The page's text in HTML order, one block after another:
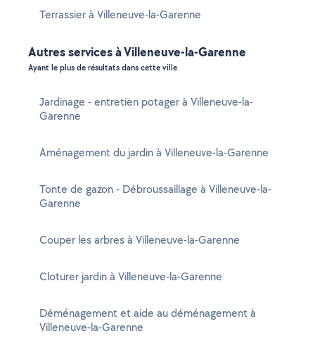
Terrassier à Villeneuve-la-Garenne
Autres services à Villeneuve-la-Garenne
Ayant le plus de résultats dans cette ville
Jardinage - entretien potager à Villeneuve-la-
Garenne
Aménagement du jardin à Villeneuve-la-Garenne
Tonte de gazon - Débroussaillage à Villeneuve-la-
Garenne
Couper les arbres à Villeneuve-la-Garenne
Cloturer jardin à Villeneuve-la-Garenne
Déménagement et aide au déménagement à
Villeneuve-la-Garenne